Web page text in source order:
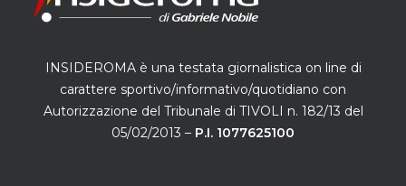
INSIDEROMA è una testata giornalistica on line di
carattere sportivo/informativo/quotidiano con
Autorizzazione del Tribunale di TIVOLI n. 182/13 del
05/02/2013 – P.I. 1077625100